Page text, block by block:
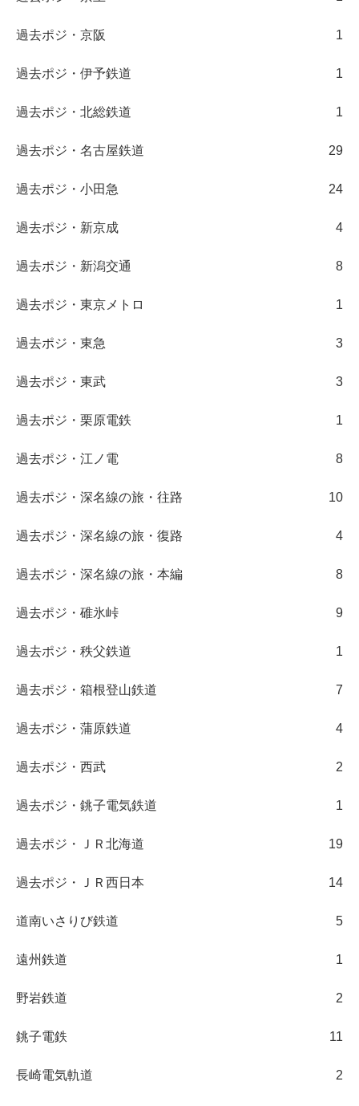
過去ポジ・京阪 1
過去ポジ・伊予鉄道 1
過去ポジ・北総鉄道 1
過去ポジ・名古屋鉄道 29
過去ポジ・小田急 24
過去ポジ・新京成 4
過去ポジ・新潟交通 8
過去ポジ・東京メトロ 1
過去ポジ・東急 3
過去ポジ・東武 3
過去ポジ・栗原電鉄 1
過去ポジ・江ノ電 8
過去ポジ・深名線の旅・往路 10
過去ポジ・深名線の旅・復路 4
過去ポジ・深名線の旅・本編 8
過去ポジ・碓氷峠 9
過去ポジ・秩父鉄道 1
過去ポジ・箱根登山鉄道 7
過去ポジ・蒲原鉄道 4
過去ポジ・西武 2
過去ポジ・銚子電気鉄道 1
過去ポジ・ＪＲ北海道 19
過去ポジ・ＪＲ西日本 14
道南いさりび鉄道 5
遠州鉄道 1
野岩鉄道 2
銚子電鉄 11
長崎電気軌道 2